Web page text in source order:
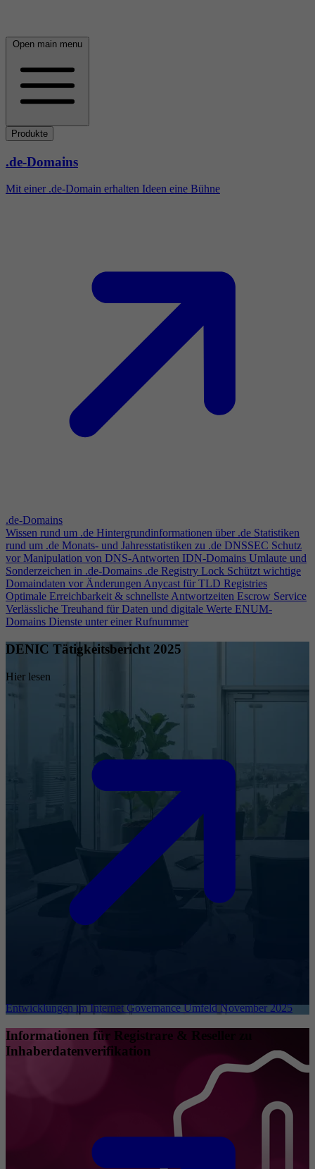
Open main menu
Produkte
.de-Domains
Mit einer .de-Domain erhalten Ideen eine Bühne
.de-Domains
Wissen rund um .de Hintergrundinformationen über .de Statistiken
rund um .de Monats- und Jahresstatistiken zu .de DNSSEC Schutz
vor Manipulation von DNS-Antworten IDN-Domains Umlaute und
Sonderzeichen in .de-Domains .de Registry Lock Schützt wichtige
Domaindaten vor ÄnderungenAnycast für TLD Registries
Optimale Erreichbarkeit & schnellste Antwortzeiten Escrow Service
Verlässliche Treuhand für Daten und digitale Werte ENUM-
Domains Dienste unter einer Rufnummer
DENIC Tätigkeitsbericht 2025
Hier lesen
Entwicklungen im Internet Governance Umfeld November 2025
Informationen für Registrare & Reseller zu
Inhaberdatenverifikation